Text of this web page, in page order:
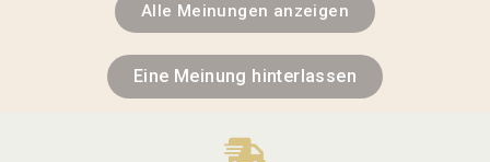
Alle Meinungen anzeigen
Eine Meinung hinterlassen